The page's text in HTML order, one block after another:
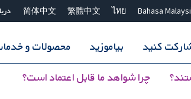
Bahasa
ไทย
繁體中文
简体中文
چرا شواهد ما قابل اعتماد است؟
کنید بیاموزید محصولات و